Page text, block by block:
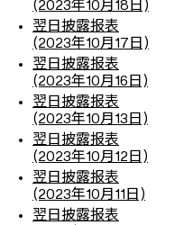
(2023年10月18日)
翌日披露报表
(2023年10月17日)
翌日披露报表
(2023年10月16日)
翌日披露报表
(2023年10月13日)
翌日披露报表
(2023年10月12日)
翌日披露报表
(2023年10月11日)
翌日披露报表